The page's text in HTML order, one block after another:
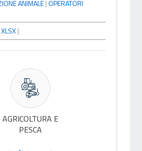
ANIMALE|OPERATORI
XLSX|
AGRICOLTURA E
PESCA